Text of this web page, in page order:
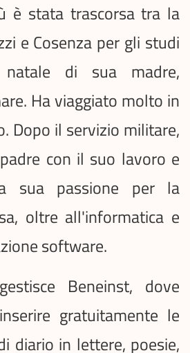
è stata trascorsa tra la
e Cosenza per gli studi
di sua madre,
Ha viaggiato molto in
Dopo il servizio militare,
con il suo lavoro e
sua passione per la
oltre all'informatica e
software.
Beneinst, dove
gratuitamente le
diario in lettere, poesie,